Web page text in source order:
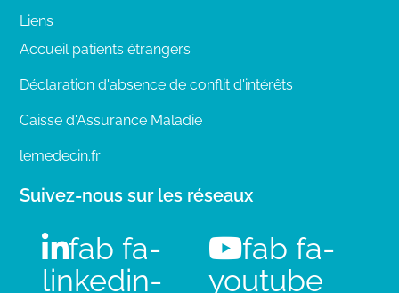
Liens
Accueil patients étrangers
Déclaration d'absence de conflit d'intérêts
Caisse d'Assurance Maladie
lemedecin.fr
Suivez-nous sur les réseaux
fab fa-
linkedin-
fab fa-
youtube